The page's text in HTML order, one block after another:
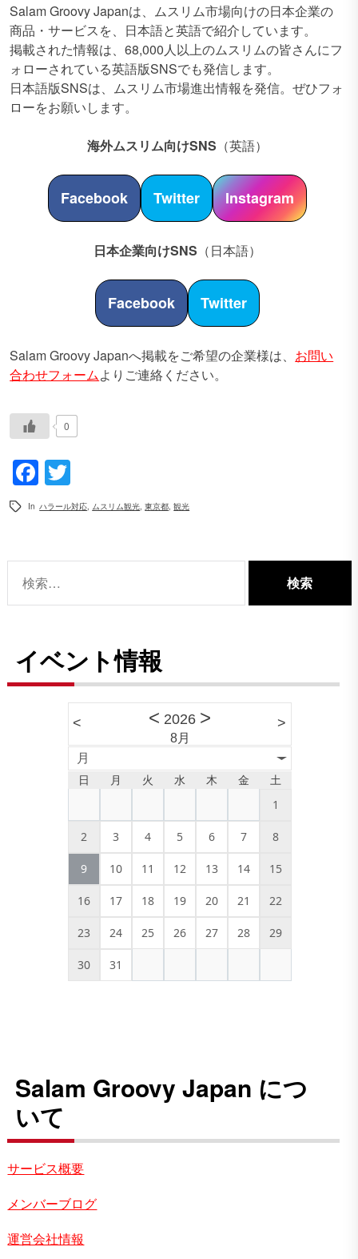
Salam Groovy Japanは、ムスリム市場向けの日本企業の
商品・サービスを、日本語と英語で紹介しています。
掲載された情報は、68,000人以上のムスリムの皆さんにフ
ォローされている英語版SNSでも発信します。
日本語版SNSは、ムスリム市場進出情報を発信。ぜひフォ
ローをお願いします。
海外ムスリム向けSNS （英語）
Facebook Twitter Instagram
日本企業向けSNS （日本語）
Facebook Twitter
Salam Groovy Japanへ掲載をご希望の企業様は、 お問い
合わせフォームよりご連絡ください。
0
Facebook
In ハラール対応 ムスリム観光 ,東京都 ,観光
索:
イベント情報
< < 2026 >
8月
>
月
日 月 火 水 木 金 土
1
2 3 4 5 6 7 8
9 10 11 12 13 14 15
16 17 18 19 20 21 22
23 24 25 26 27 28 29
30 31
Salam Groovy Japan につ
いて
サービス概要
メンバーブログ
運営会社情報